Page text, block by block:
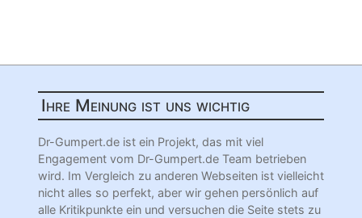
Ihre Meinung ist uns wichtig
Dr-Gumpert.de ist ein Projekt, das mit viel
Engagement vom Dr-Gumpert.de Team betrieben
wird. Im Vergleich zu anderen Webseiten ist vielleicht
nicht alles so perfekt, aber wir gehen persönlich auf
alle Kritikpunkte ein und versuchen die Seite stets zu